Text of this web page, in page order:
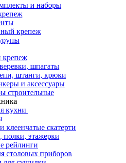
и наборы
крепеж
крепеж
шпагаты
штанги, крюки
и аксессуары
строительные
кухни
клеенчатые скатерти
полки, этажерки
рейлинги
столовых приборов